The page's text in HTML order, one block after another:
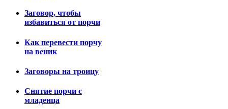
Заговор, чтобы
избавиться от порчи
Как перевести порчу
на веник
Заговоры на троицу
Снятие порчи с
младенца